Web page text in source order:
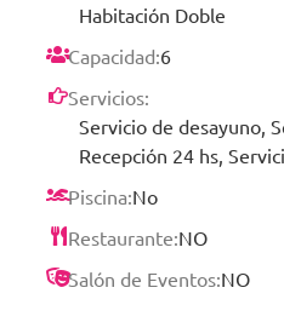
Habitación Doble
Capacidad:6
Servicios:
Servicio de desayuno,
Recepción 24 hs,
Piscina:No
Restaurante:NO
Salón de Eventos:NO